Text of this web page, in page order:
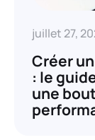
juillet 27,
Créer
: le
une